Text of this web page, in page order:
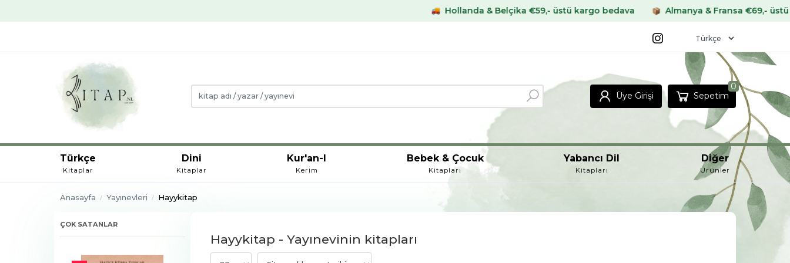
Hollanda & Belçika €59,- üstü kargo bedava Almanya & Fransa €69,- üstü kargo bedava
Üye Girişi Sepetim
0
Türkçe
Kitaplar
Dini
Kitaplar
Kur'an-I
Kerim
Bebek & Çocuk
Kitapları
Yabancı Dil
Kitapları
Diğer
Ürünler
Anasayfa Yayınevleri Hayykitap
ÇOK SATANLAR
Hayykitap - Yayınevinin kitapları